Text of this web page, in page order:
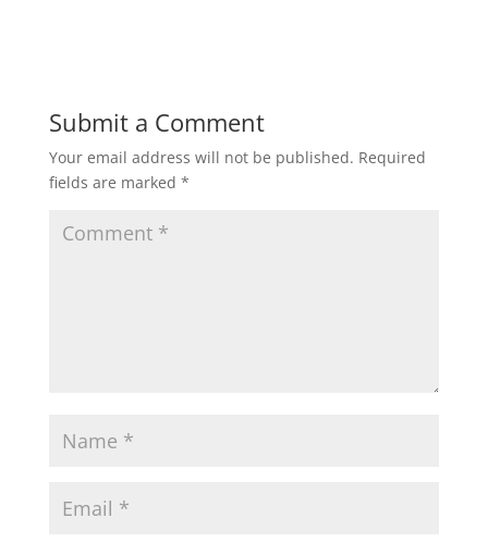
Submit a Comment
Your email address will not be published. Required
fields are marked *